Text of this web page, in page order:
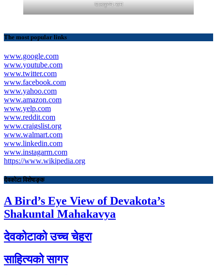
बालकृष्ण-सम
The most popular links
www.google.com
www.youtube.com
www.twitter.com
www.facebook.com
www.yahoo.com
www.amazon.com
www.yelp.com
www.reddit.com
www.craigslist.org
www.walmart.com
www.linkedin.com
www.instagarm.com
https://www.wikipedia.org
देवकोटा विशेषाङ्क
A Bird’s Eye View of Devakota’s
Shakuntal Mahakavya
देवकोटाको उच्च चेहरा
साहित्यको सागर